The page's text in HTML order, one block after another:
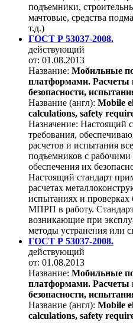
подъемники,
мачтовые, средства
т.д.)
ГОСТ Р 53037-2008.
действующий
от: 01.08.2013
Название: Мобильные
платформами. Расчеты
безопасности,
Название (англ): Mobile
calculations, safety
Назначение: Настоящий
требования,
расчетов и испытания
подъемников с
обеспечения их
Настоящий стандарт
расчетах
испытаниях и проверках
МПРП в работу.
возникающие при
методы устранения или
ГОСТ Р 53037-2008.
действующий
от: 01.08.2013
Название: Мобильные
платформами. Расчеты
безопасности,
Название (англ): Mobile
calculations, safety